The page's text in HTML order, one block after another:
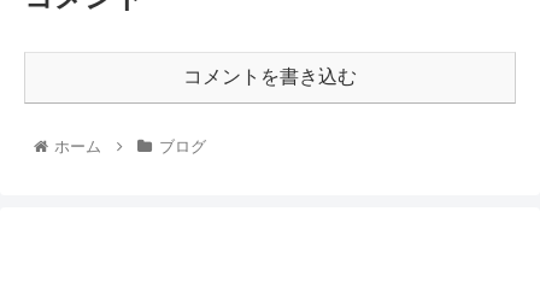
コメントを書き込む
ホーム ブログ